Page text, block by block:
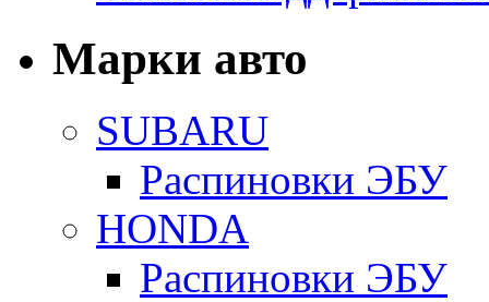
Марки авто
SUBARU
Распиновки ЭБУ
HONDA
Распиновки ЭБУ